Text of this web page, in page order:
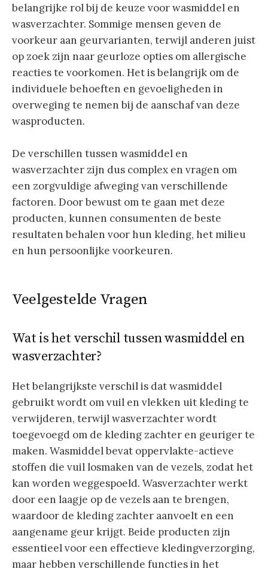
belangrijke rol bij de keuze voor wasmiddel en
wasverzachter. Sommige mensen geven de
voorkeur aan geurvarianten, terwijl anderen juist
op zoek zijn naar geurloze opties om allergische
reacties te voorkomen. Het is belangrijk om de
individuele behoeften en gevoeligheden in
overweging te nemen bij de aanschaf van deze
wasproducten.
De verschillen tussen wasmiddel en
wasverzachter zijn dus complex en vragen om
een zorgvuldige afweging van verschillende
factoren. Door bewust om te gaan met deze
producten, kunnen consumenten de beste
resultaten behalen voor hun kleding, het milieu
en hun persoonlijke voorkeuren.
Veelgestelde Vragen
Wat is het verschil tussen wasmiddel en
wasverzachter?
Het belangrijkste verschil is dat wasmiddel
gebruikt wordt om vuil en vlekken uit kleding te
verwijderen, terwijl wasverzachter wordt
toegevoegd om de kleding zachter en geuriger te
maken. Wasmiddel bevat oppervlakte-actieve
stoffen die vuil losmaken van de vezels, zodat het
kan worden weggespoeld. Wasverzachter werkt
door een laagje op de vezels aan te brengen,
waardoor de kleding zachter aanvoelt en een
aangename geur krijgt. Beide producten zijn
essentieel voor een effectieve kledingverzorging,
maar hebben verschillende functies in het